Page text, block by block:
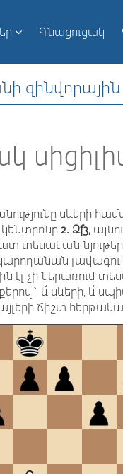
Գնացուցակ
զինվորային
սևերի
2. Ձf3,
տեսական
էլ չի ներառում
և՛ սևերի, և՛
ճիշտ